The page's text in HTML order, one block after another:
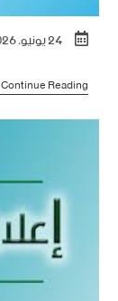
24 يونيو، 2026
Continue Reading